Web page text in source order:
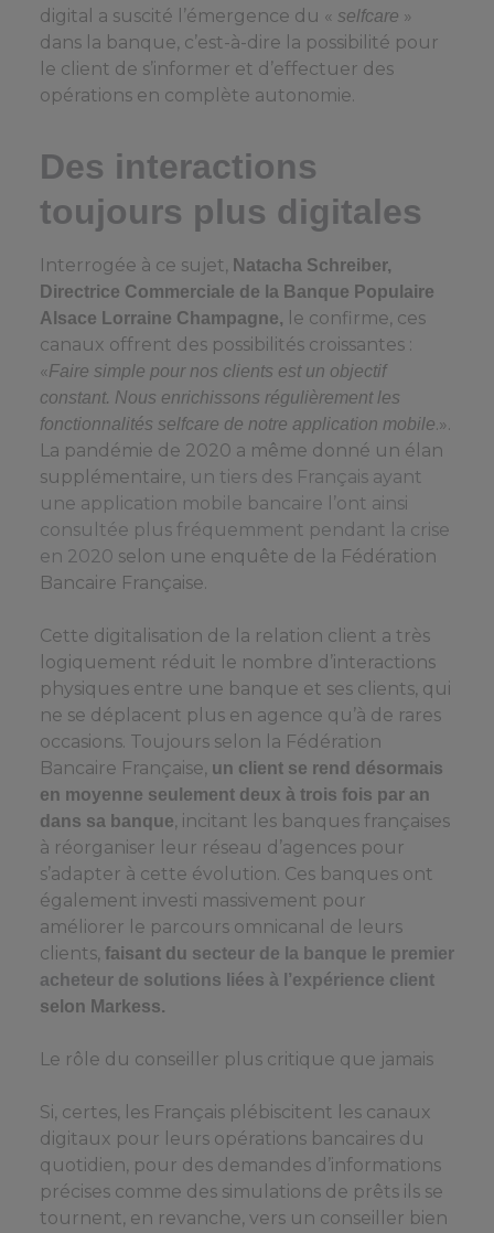
digital a suscité l’émergence du « selfcare »
dans la banque, c’est-à-dire la possibilité pour
le client de s’informer et d’effectuer des
opérations en complète autonomie.
Des interactions
toujours plus digitales
Interrogée à ce sujet, Natacha Schreiber,
Directrice Commerciale de la Banque Populaire
Alsace Lorraine Champagne,
le confirme, ces
canaux offrent des possibilités croissantes :
«Faire simple pour nos clients est un objectif
constant. Nous enrichissons régulièrement les
fonctionnalités selfcare de notre application mobile.».
La pandémie de 2020 a même donné un élan
supplémentaire, un tiers des Français ayant
une application mobile bancaire l’ont ainsi
consultée plus fréquemment pendant la crise
en 2020 selon une enquête de la Fédération
Bancaire Française.
Cette digitalisation de la relation client a très
logiquement réduit le nombre d’interactions
physiques entre une banque et ses clients, qui
ne se déplacent plus en agence qu’à de rares
occasions. Toujours selon la Fédération
Bancaire Française, un client se rend désormais
en moyenne seulement deux à trois fois par an
dans sa banque, incitant les banques françaises
à réorganiser leur réseau d’agences pour
s’adapter à cette évolution. Ces banques ont
également investi massivement pour
améliorer le parcours omnicanal de leurs
clients, faisant du secteur de la banque le premier
acheteur de solutions liées à l’expérience client
selon Markess.
Le rôle du conseiller plus critique que jamais
Si, certes, les Français plébiscitent les canaux
digitaux pour leurs opérations bancaires du
quotidien, pour des demandes d’informations
précises comme des simulations de prêts ils se
tournent, en revanche, vers un conseiller bien